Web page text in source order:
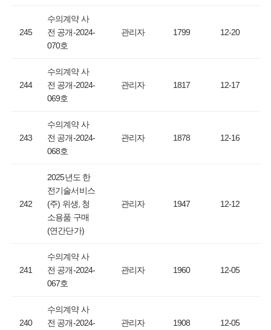
245
수의계약 사
전 공개-2024-
070호
관리자 1799 12-20
244
수의계약 사
전 공개-2024-
069호
관리자 1817 12-17
243
수의계약 사
전 공개-2024-
068호
관리자 1878 12-16
242
2025년도 한
전기술서비스
(주) 위생, 청
소용품 구매
(연간단가)
관리자 1947 12-12
241
수의계약 사
전 공개-2024-
067호
관리자 1960 12-05
240
수의계약 사
전 공개-2024-
관리자 1908 12-05